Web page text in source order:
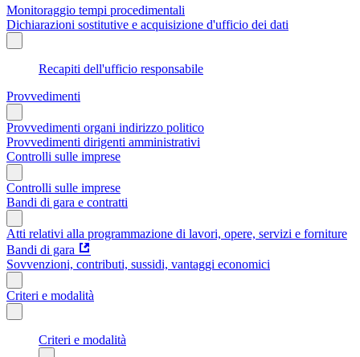
Monitoraggio tempi procedimentali
Dichiarazioni sostitutive e acquisizione d'ufficio dei dati
Recapiti dell'ufficio responsabile
Provvedimenti
Provvedimenti organi indirizzo politico
Provvedimenti dirigenti amministrativi
Controlli sulle imprese
Controlli sulle imprese
Bandi di gara e contratti
Atti relativi alla programmazione di lavori, opere, servizi e forniture
Bandi di gara
Sovvenzioni, contributi, sussidi, vantaggi economici
Criteri e modalità
Criteri e modalità